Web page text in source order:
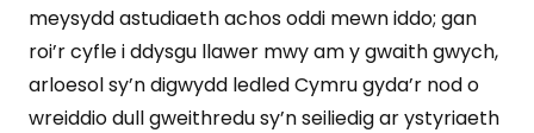
meysydd astudiaeth achos oddi mewn iddo; gan
roi’r cyfle i ddysgu llawer mwy am y gwaith gwych,
arloesol sy’n digwydd ledled Cymru gyda’r nod o
wreiddio dull gweithredu sy’n seiliedig ar ystyriaeth